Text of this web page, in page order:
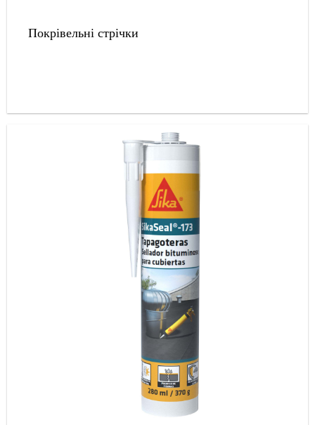
Покрівельні стрічки